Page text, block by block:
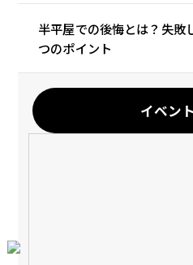
半平屋での後悔とは？失敗
つのポイント
イベン